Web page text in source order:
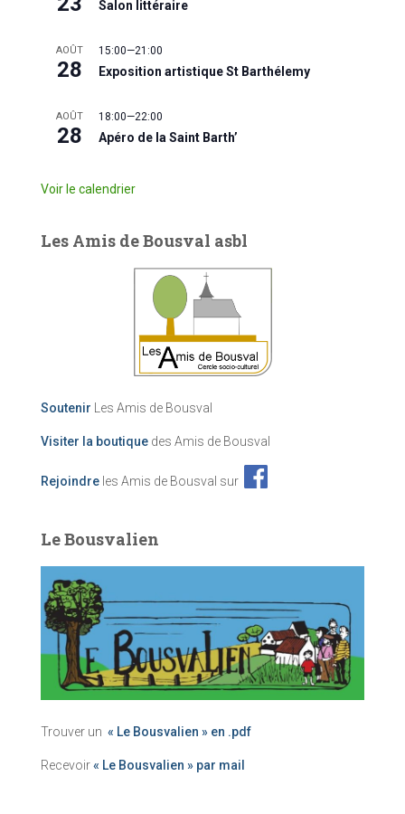
Salon littéraire
AOÛT
28
15:00—21:00
Exposition artistique St Barthélemy
AOÛT
28
18:00—22:00
Apéro de la Saint Barth’
Voir le calendrier
Les Amis de Bousval asbl
Soutenir Les Amis de Bousval
Visiter la boutique des Amis de Bousval
Rejoindre les Amis de Bousval sur
Le Bousvalien
Trouver un « Le Bousvalien » en .pdf
Recevoir« Le Bousvalien » par mail